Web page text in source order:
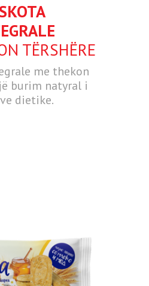
TËRSHËRE
me thekon
burim natyral i
dietike.